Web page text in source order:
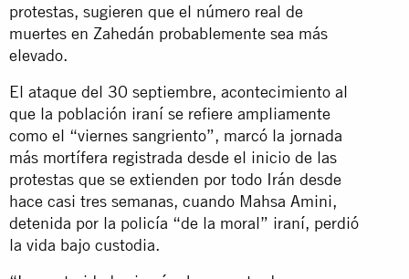
protestas, sugieren que el número real de
muertes en Zahedán probablemente sea más
elevado.
El ataque del 30 septiembre, acontecimiento al
que la población iraní se refiere ampliamente
como el “viernes sangriento”, marcó la jornada
más mortífera registrada desde el inicio de las
protestas que se extienden por todo Irán desde
hace casi tres semanas, cuando Mahsa Amini,
detenida por la policía “de la moral” iraní, perdió
la vida bajo custodia.